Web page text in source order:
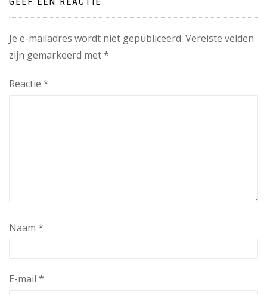
Je e-mailadres wordt niet gepubliceerd. Vereiste velden
zijn gemarkeerd met*
Reactie *
Naam *
E-mail *